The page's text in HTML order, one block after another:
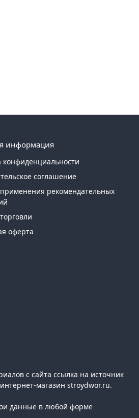
информация
конфиденциальности
соглашение
рекомендательных
оферта
с сайта ссылка на источник
магазин stroydwor.ru.
данные в любой форме